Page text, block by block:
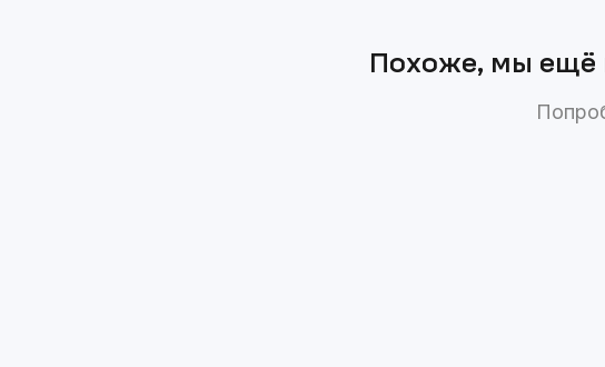
Похоже, мы ещё